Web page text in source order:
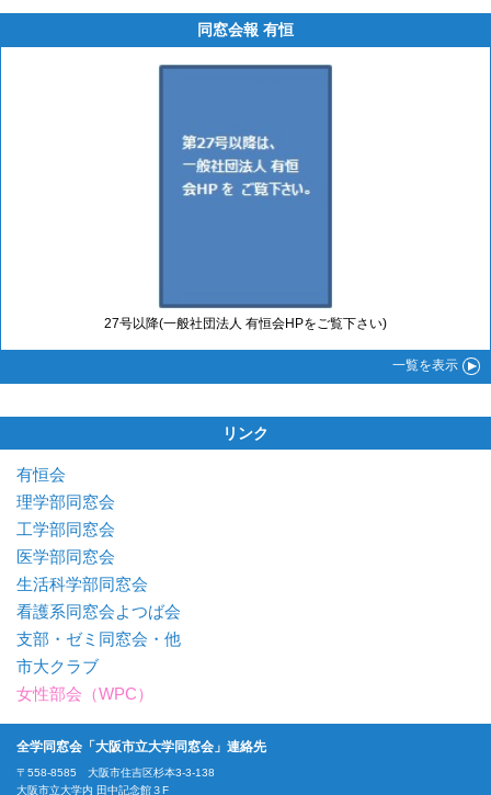
同窓会報 有恒
27号以降(一般社団法人 有恒会HPをご覧下さい)
一覧を表示
リンク
有恒会
理学部同窓会
工学部同窓会
医学部同窓会
生活科学部同窓会
看護系同窓会よつば会
支部・ゼミ同窓会・他
市大クラブ
女性部会（WPC）
全学同窓会「大阪市立大学同窓会」連絡先
〒558-8585 大阪市住吉区杉本3-3-138
大阪市立大学内 田中記念館３F